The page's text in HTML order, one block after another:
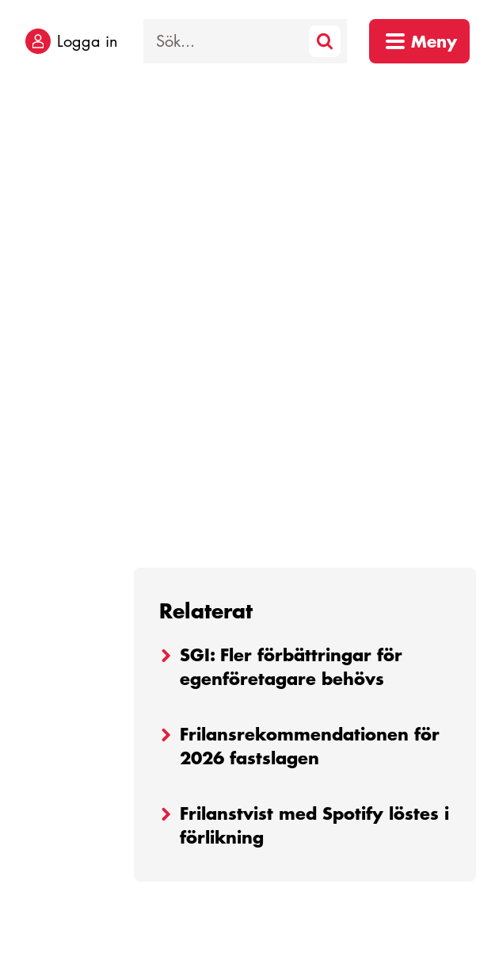
Logga in Sök Meny
Relaterat
SGI: Fler förbättringar för
egenföretagare behövs
Frilansrekommendationen för
2026 fastslagen
Frilanstvist med Spotify löstes i
förlikning